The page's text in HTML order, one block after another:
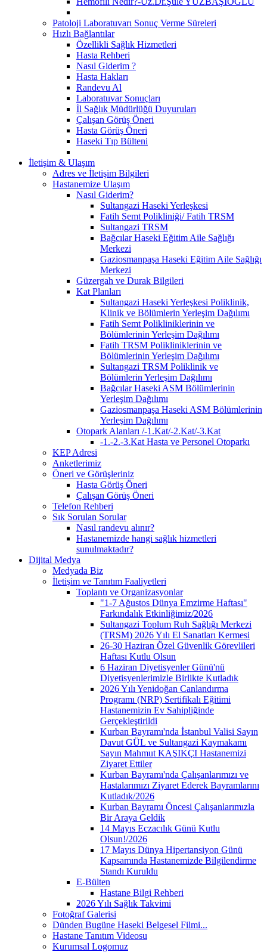
Patoloji Laboratuvarı Sonuç Verme Süreleri
Hızlı Bağlantılar
Özellikli Sağlık Hizmetleri
Hasta Rehberi
Nasıl Giderim ?
Hasta Hakları
Randevu Al
Laboratuvar Sonuçları
İl Sağlık Müdürlüğü Duyuruları
Çalışan Görüş Öneri
Hasta Görüş Öneri
Haseki Tıp Bülteni
İletişim & Ulaşım
Adres ve İletişim Bilgileri
Hastanemize Ulaşım
Nasıl Giderim?
Sultangazi Haseki Yerleşkesi
Fatih Semt Polikliniği/ Fatih TRSM
Sultangazi TRSM
Bağcılar Haseki Eğitim Aile Sağlığı
Merkezi
Gaziosmanpaşa Haseki Eğitim Aile Sağlığı
Merkezi
Güzergah ve Durak Bilgileri
Kat Planları
Sultangazi Haseki Yerleşkesi Poliklinik,
Klinik ve Bölümlerin Yerleşim Dağılımı
Fatih Semt Polikliniklerinin ve
Bölümlerinin Yerleşim Dağılımı
Fatih TRSM Polikliniklerinin ve
Bölümlerinin Yerleşim Dağılımı
Sultangazi TRSM Poliklinik ve
Bölümlerin Yerleşim Dağılımı
Bağcılar Haseki ASM Bölümlerinin
Yerleşim Dağılımı
Gaziosmanpaşa Haseki ASM Bölümlerinin
Yerleşim Dağılımı
Otopark Alanları /-1.Kat/-2.Kat/-3.Kat
-1.-2.-3.Kat Hasta ve Personel Otoparkı
KEP Adresi
Anketlerimiz
Öneri ve Görüşleriniz
Hasta Görüş Öneri
Çalışan Görüş Öneri
Telefon Rehberi
Sık Sorulan Sorular
Nasıl randevu alınır?
Hastanemizde hangi sağlık hizmetleri
sunulmaktadır?
Dijital Medya
Medyada Biz
İletişim ve Tanıtım Faaliyetleri
Toplantı ve Organizasyonlar
"1-7 Ağustos Dünya Emzirme Haftası"
Farkındalık Etkinliğimiz/2026
Sultangazi Toplum Ruh Sağlığı Merkezi
(TRSM) 2026 Yılı El Sanatları Kermesi
26-30 Haziran Özel Güvenlik Görevlileri
Haftası Kutlu Olsun
6 Haziran Diyetisyenler Günü'nü
Diyetisyenlerimizle Birlikte Kutladık
2026 Yılı Yenidoğan Canlandırma
Programı (NRP) Sertifikalı Eğitimi
Hastanemizin Ev Sahipliğinde
Gerçekleştirildi
Kurban Bayramı'nda İstanbul Valisi Sayın
Davut GÜL ve Sultangazi Kaymakamı
Sayın Mahmut KAŞIKÇI Hastanemizi
Ziyaret Ettiler
Kurban Bayramı'nda Çalışanlarımızı ve
Hastalarımızı Ziyaret Ederek Bayramlarını
Kutladık/2026
Kurban Bayramı Öncesi Çalışanlarımızla
Bir Araya Geldik
14 Mayıs Eczacılık Günü Kutlu
Olsun!/2026
17 Mayıs Dünya Hipertansiyon Günü
Kapsamında Hastanemizde Bilgilendirme
Standı Kuruldu
E-Bülten
Hastane Bilgi Rehberi
2026 Yılı Sağlık Takvimi
Fotoğraf Galerisi
Dünden Bugüne Haseki Belgesel Filmi...
Hastane Tanıtım Videosu
Kurumsal Logomuz